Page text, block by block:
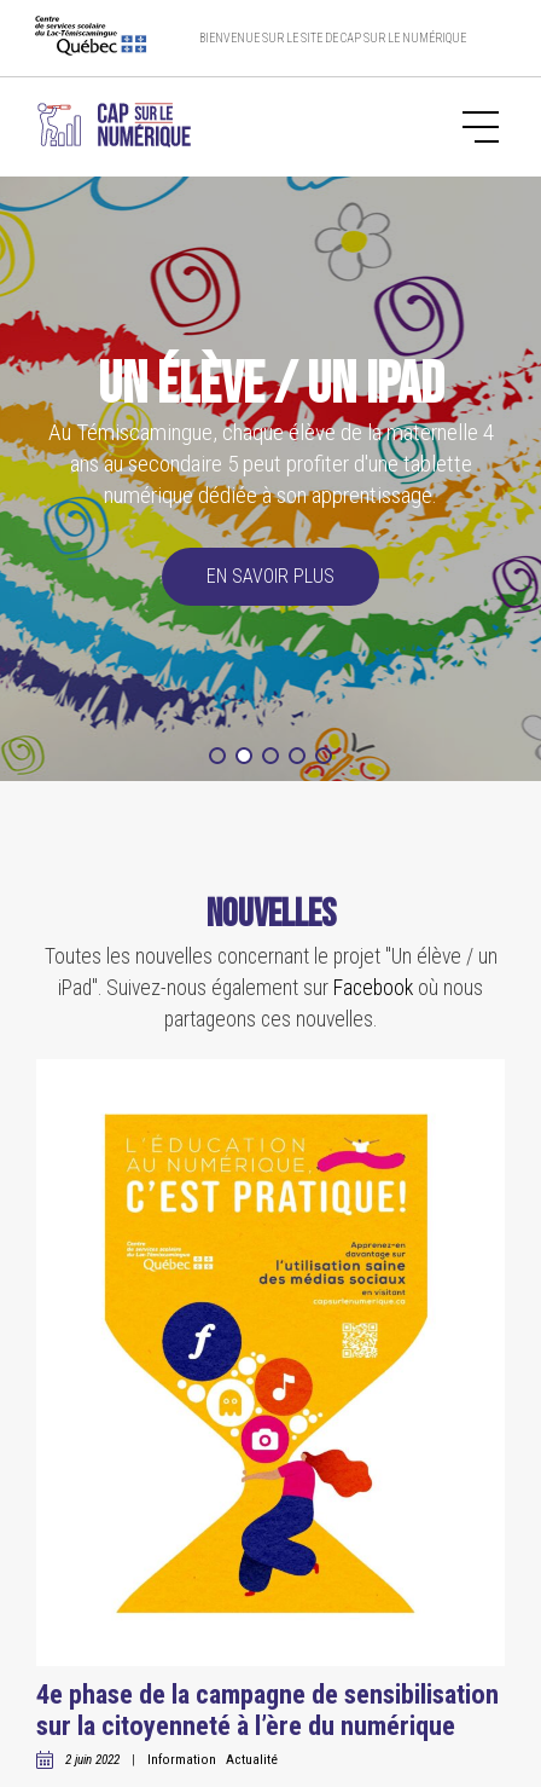
BIENVENUE SUR LE SITE DE CAP SUR LE NUMÉRIQUE
Un élève / un iPad
Au Témiscamingue, chaque élève de la maternelle 4
ans au secondaire 5 peut profiter d'une tablette
numérique dédiée à son apprentissage.
EN SAVOIR PLUS
Nouvelles
Toutes les nouvelles concernant le projet "Un élève / un
iPad". Suivez-nous également sur Facebook où nous
partageons ces nouvelles.
4e phase de la campagne de sensibilisation
sur la citoyenneté à l’ère du numérique
2 juin 2022 | Information Actualité